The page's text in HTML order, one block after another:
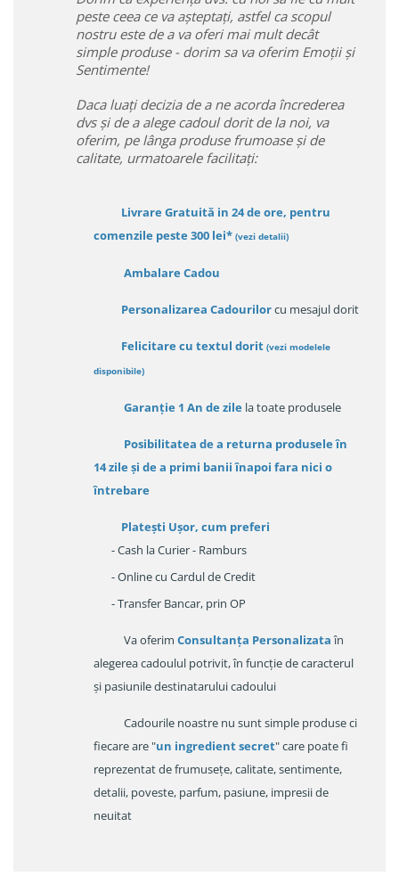
peste ceea ce va așteptați, astfel ca scopul
nostru este de a va oferi mai mult decât
simple produse - dorim sa va oferim Emoții și
Sentimente!
Daca luați decizia de a ne acorda încrederea
dvs și de a alege cadoul dorit de la noi, va
oferim, pe lânga produse frumoase și de
calitate, urmatoarele facilitați:
Livrare Gratuită in 24 de ore, pentru
comenzile peste 300 lei* (vezi detalii)
Ambalare Cadou
Personalizarea Cadourilorcu mesajul dorit
Felicitare cu textul dorit (vezi modelele
disponibile)
Garanție 1 An de zile la toate produsele
Posibilitatea de a returna produsele în
14 zileși de a primi banii înapoi fara nici o
întrebare
Platești Ușor, cum preferi
- Cash la Curier - Ramburs
- Online cu Cardul de Credit
- Transfer Bancar, prin OP
Va oferim Consultanța Personalizataîn
alegerea cadoulul potrivit, în funcție de caracterul
și pasiunile destinatarului cadoului
Cadourile noastre nu sunt simple produse ci
fiecare are "un ingredient secret" care poate fi
reprezentat de frumusețe, calitate, sentimente,
detalii, poveste, parfum, pasiune, impresii de
neuitat